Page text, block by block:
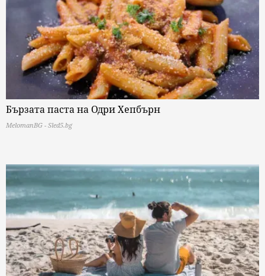
Бързата паста на Одри Хепбърн
MelomanBG - Sled5.bg